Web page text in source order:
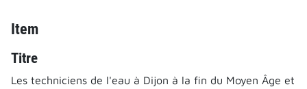
Item
Titre
Les techniciens de l'eau à Dijon à la fin du Moyen Âge et